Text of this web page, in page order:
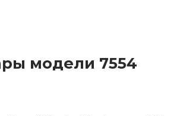
модели 7554